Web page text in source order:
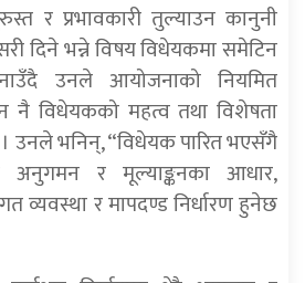
र प्रभावकारी तुल्याउन कानुनी
दिने भन्ने विषय विधेयकमा समेटिन
उनले आयोजनाको नियमित
विधेयकको महत्व तथा विशेषता
उनले भनिन्, “विधेयक पारित भएसँगै
अनुगमन र मूल्याङ्कनका आधार,
व्यवस्था र मापदण्ड निर्धारण हुनेछ